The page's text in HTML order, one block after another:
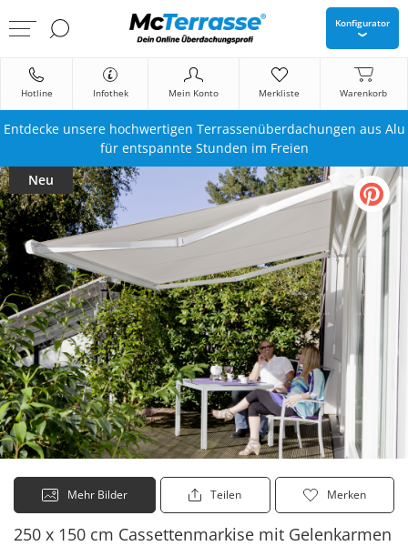
Konfigurator
Hotline Infothek Mein Konto Merkliste Warenkorb
Entdecke unsere hochwertigen Terrassenüberdachungen aus Alu
für entspannte Stunden im Freien
Neu
Mehr Bilder Teilen Merken
250 x 150 cm Cassettenmarkise mit Gelenkarmen